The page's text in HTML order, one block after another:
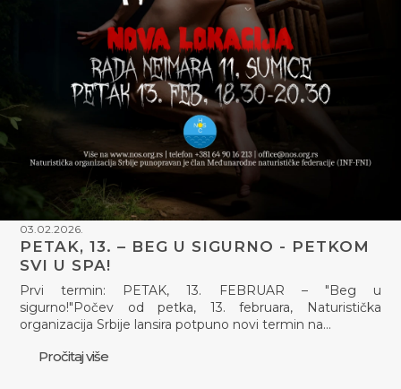
03.02.2026.
PETAK, 13. – BEG U SIGURNO - PETKOM
SVI U SPA!
Prvi termin: PETAK, 13. FEBRUAR – "Beg u
sigurno!"Počev od petka, 13. februara, Naturistička
organizacija Srbije lansira potpuno novi termin na…
Pročitaj više